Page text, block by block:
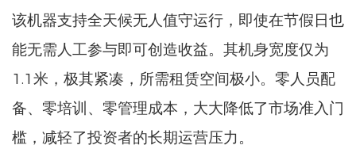
该机器支持全天候无人值守运行，即使在节假日也
能无需人工参与即可创造收益。其机身宽度仅为
1.1米，极其紧凑，所需租赁空间极小。零人员配
备、零培训、零管理成本，大大降低了市场准入门
槛，减轻了投资者的长期运营压力。